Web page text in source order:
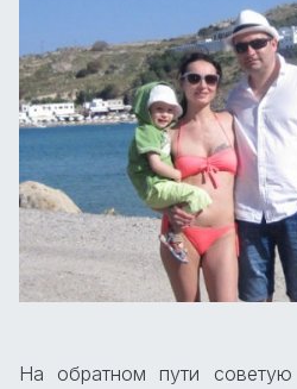
На обратном пути советую